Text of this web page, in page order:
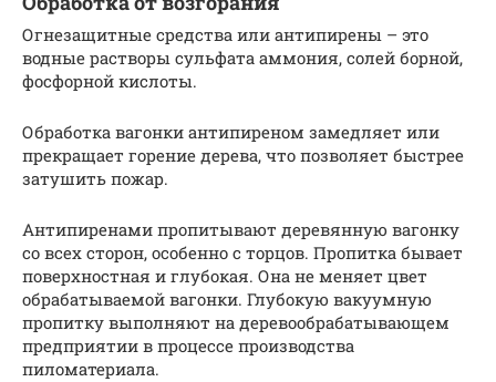
Огнезащитные средства или антипирены – это
водные растворы сульфата аммония, солей борной,
фосфорной кислоты.
Обработка вагонки антипиреном замедляет или
прекращает горение дерева, что позволяет быстрее
затушить пожар.
Антипиренами пропитывают деревянную вагонку
со всех сторон, особенно с торцов. Пропитка бывает
поверхностная и глубокая. Она не меняет цвет
обрабатываемой вагонки. Глубокую вакуумную
пропитку выполняют на деревообрабатывающем
предприятии в процессе производства
пиломатериала.